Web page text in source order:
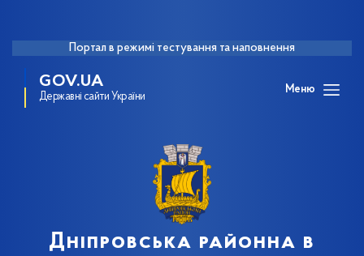
Портал в режимі тестування та наповнення
GOV.UA
Державні сайти України
Меню
Дніпровська районна в